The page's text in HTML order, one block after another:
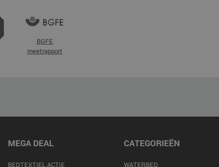
BGFE
meetrapport
MEGA DEAL
BEDTEXTIEL ACTIE
CATEGORIEËN
WATERBED